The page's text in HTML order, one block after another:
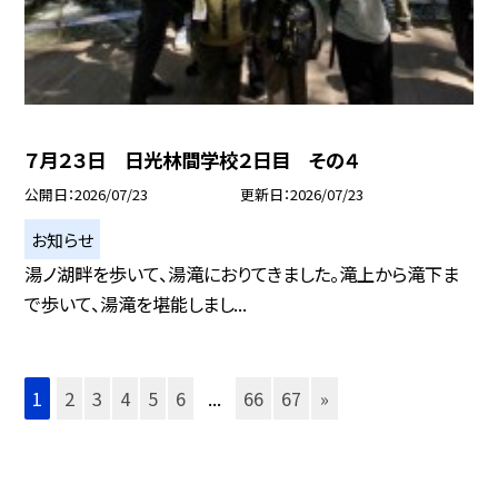
７月２３日 日光林間学校２日目 その４
公開日 2026/07/23 更新日 2026/07/23
お知らせ
湯ノ湖畔を歩いて、湯滝におりてきました。滝上から滝下ま
で歩いて、湯滝を堪能しまし...
1 2 3 4 5 6 ... 66 67 »